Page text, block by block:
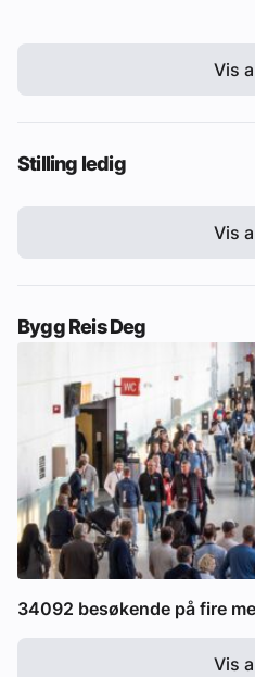
Vis
Stilling ledig
Vis
Bygg Reis Deg
34092 besøkende på fire
Vis